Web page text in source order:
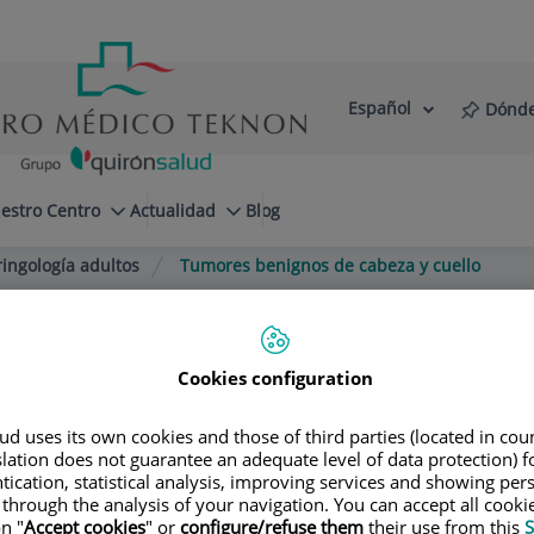
Selector
Idioma
Español
Centro Actualidad Blog
adultos Tumores benignos de cabeza y cuello
Cookies configuration
uses its own cookies and those of third parties (located in
does not guarantee an adequate level of data protection)
statistical analysis, improving services and showing
the analysis of your navigation. You can accept all
"Accept cookies" or configure/refuse themtheir use from this